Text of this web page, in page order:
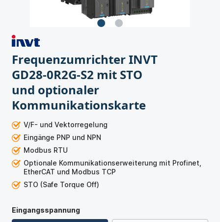
Frequenzumrichter INVT
GD28-0R2G-S2 mit STO
und optionaler
Kommunikationskarte
V/F- und Vektorregelung
Eingänge PNP und NPN
Modbus RTU
Optionale Kommunikationserweiterung mit Profinet,
EtherCAT und Modbus TCP
STO (Safe Torque Off)
Eingangsspannung